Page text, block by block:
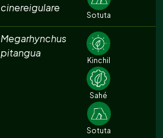
cinereigulare
Sotuta
Megarhynchus
pitangua
Kinchil
Sahé
Sotuta